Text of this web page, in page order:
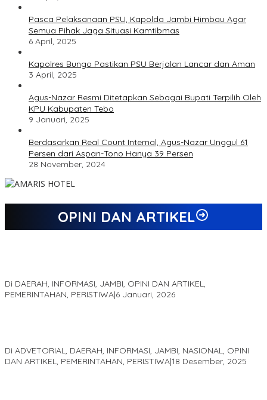
Pasca Pelaksanaan PSU, Kapolda Jambi Himbau Agar
Semua Pihak Jaga Situasi Kamtibmas
6 April, 2025
Kapolres Bungo Pastikan PSU Berjalan Lancar dan Aman
3 April, 2025
Agus-Nazar Resmi Ditetapkan Sebagai Bupati Terpilih Oleh
KPU Kabupaten Tebo
9 Januari, 2025
Berdasarkan Real Count Internal, Agus-Nazar Unggul 61
Persen dari Aspan-Tono Hanya 39 Persen
28 November, 2024
OPINI DAN ARTIKEL
Di DAERAH, INFORMASI, JAMBI, OPINI DAN ARTIKEL,
PEMERINTAHAN, PERISTIWA|6 Januari, 2026
Di ADVETORIAL, DAERAH, INFORMASI, JAMBI, NASIONAL, OPINI
DAN ARTIKEL, PEMERINTAHAN, PERISTIWA|18 Desember, 2025